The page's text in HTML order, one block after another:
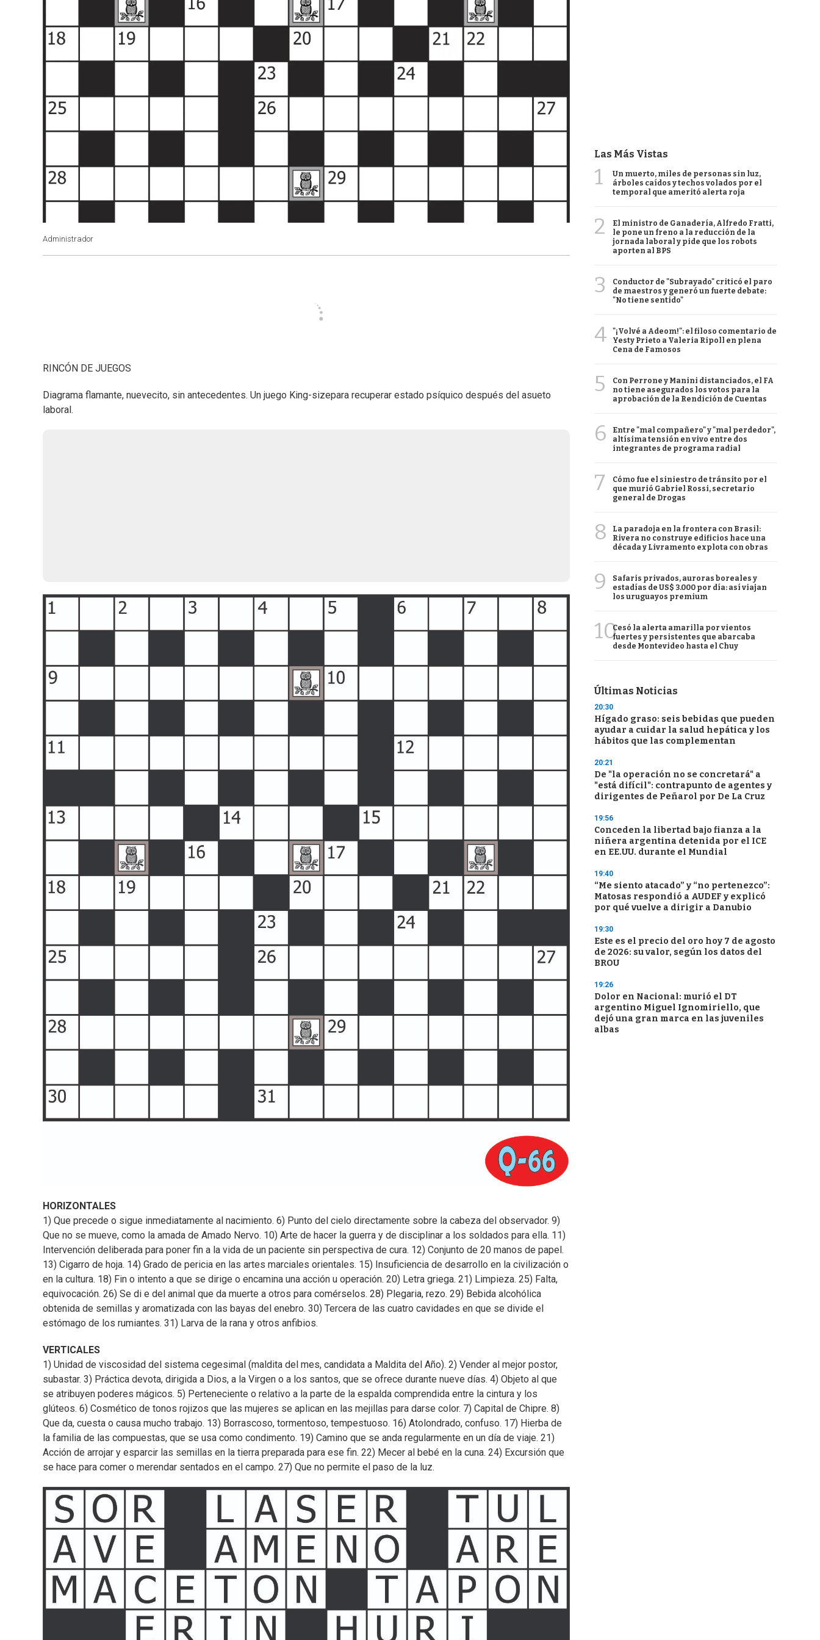
Administrador
RINCÓN DE JUEGOS
Diagrama flamante, nuevecito, sin antecedentes. Un juego King-sizepara recuperar estado psíquico después del asueto
laboral.
HORIZONTALES
1) Que precede o sigue inmediatamente al nacimiento. 6) Punto del cielo directamente sobre la cabeza del observador. 9)
Que no se mueve, como la amada de Amado Nervo. 10) Arte de hacer la guerra y de disciplinar a los soldados para ella. 11)
Intervención deliberada para poner fin a la vida de un paciente sin perspectiva de cura. 12) Conjunto de 20 manos de papel.
13) Cigarro de hoja. 14) Grado de pericia en las artes marciales orientales. 15) Insuficiencia de desarrollo en la civilización o
en la cultura. 18) Fin o intento a que se dirige o encamina una acción u operación. 20) Letra griega. 21) Limpieza. 25) Falta,
equivocación. 26) Se di e del animal que da muerte a otros para comérselos. 28) Plegaria, rezo. 29) Bebida alcohólica
obtenida de semillas y aromatizada con las bayas del enebro. 30) Tercera de las cuatro cavidades en que se divide el
estómago de los rumiantes. 31) Larva de la rana y otros anfibios.
VERTICALES
1) Unidad de viscosidad del sistema cegesimal (maldita del mes, candidata a Maldita del Año). 2) Vender al mejor postor,
subastar. 3) Práctica devota, dirigida a Dios, a la Virgen o a los santos, que se ofrece durante nueve días. 4) Objeto al que
se atribuyen poderes mágicos. 5) Perteneciente o relativo a la parte de la espalda comprendida entre la cintura y los
glúteos. 6) Cosmético de tonos rojizos que las mujeres se aplican en las mejillas para darse color. 7) Capital de Chipre. 8)
Que da, cuesta o causa mucho trabajo. 13) Borrascoso, tormentoso, tempestuoso. 16) Atolondrado, confuso. 17) Hierba de
la familia de las compuestas, que se usa como condimento. 19) Camino que se anda regularmente en un día de viaje. 21)
Acción de arrojar y esparcir las semillas en la tierra preparada para ese fin. 22) Mecer al bebé en la cuna. 24) Excursión que
se hace para comer o merendar sentados en el campo. 27) Que no permite el paso de la luz.
Las Más Vistas
1
Un muerto, miles de personas sin luz,
árboles caídos y techos volados por el
temporal que ameritó alerta roja
2
El ministro de Ganadería, Alfredo Fratti,
le pone un freno a la reducción de la
jornada laboral y pide que los robots
aporten al BPS
3
Conductor de "Subrayado" criticó el paro
de maestros y generó un fuerte debate:
"No tiene sentido"
4
"¡Volvé a Adeom!": el filoso comentario de
Yesty Prieto a Valeria Ripoll en plena
Cena de Famosos
5
Con Perrone y Manini distanciados, el FA
no tiene asegurados los votos para la
aprobación de la Rendición de Cuentas
6
Entre "mal compañero" y "mal perdedor",
altísima tensión en vivo entre dos
integrantes de programa radial
7
Cómo fue el siniestro de tránsito por el
que murió Gabriel Rossi, secretario
general de Drogas
8
La paradoja en la frontera con Brasil:
Rivera no construye edificios hace una
década y Livramento explota con obras
9
Safaris privados, auroras boreales y
estadías de US$ 3.000 por día: así viajan
los uruguayos premium
10Cesó la alerta amarilla por vientos
fuertes y persistentes que abarcaba
desde Montevideo hasta el Chuy
Últimas Noticias
20:30
Hígado graso: seis bebidas que pueden
ayudar a cuidar la salud hepática y los
hábitos que las complementan
20:21
De "la operación no se concretará" a
"está difícil": contrapunto de agentes y
dirigentes de Peñarol por De La Cruz
19:56
Conceden la libertad bajo fianza a la
niñera argentina detenida por el ICE
en EE.UU. durante el Mundial
19:40
“Me siento atacado” y “no pertenezco”:
Matosas respondió a AUDEF y explicó
por qué vuelve a dirigir a Danubio
19:30
Este es el precio del oro hoy 7 de agosto
de 2026: su valor, según los datos del
BROU
19:26
Dolor en Nacional: murió el DT
argentino Miguel Ignomiriello, que
dejó una gran marca en las juveniles
albas